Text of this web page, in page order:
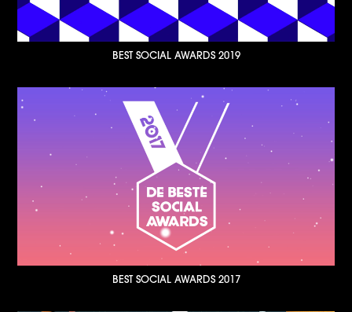
BEST SOCIAL AWARDS 2019
BEST SOCIAL AWARDS 2017